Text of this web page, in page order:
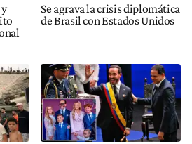
Se agrava la crisis diplomática
de Brasil con Estados Unidos